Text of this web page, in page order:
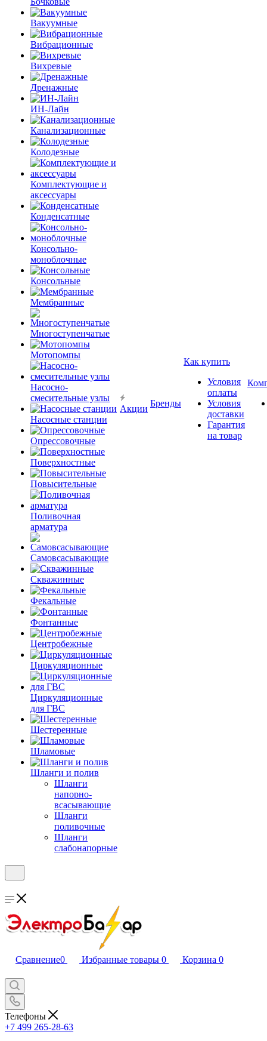
Вакуумные
Вибрационные
Вихревые
Дренажные
ИН-Лайн
Канализационные
Колодезные
Комплектующие и
аксессуары
Конденсатные
Консольно-
моноблочные
Консольные
Мембранные
Многоступенчатые
Мотопомпы
Насосно-
смесительные узлы
Насосные станции
Опрессовочные
Поверхностные
Повысительные
Поливочная
арматура
Самовсасывающие
Скважинные
Фекальные
Фонтанные
Центробежные
Циркуляционные
Циркуляционные
для ГВС
Шестеренные
Шламовые
Шланги и полив
Шланги
напорно-
всасывающие
Шланги
поливочные
Шланги
слабонапорные
Акции
Бренды
Как купить
Условия
оплаты
Условия
доставки
Гарантия
на товар
Сравнение0 Избранные товары 0 Корзина 0
Телефоны
+7 499 265-28-63